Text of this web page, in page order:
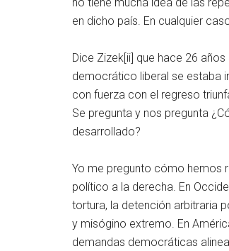
en dicho país. En cualquier
Dice Zizek[ii] que hace 26
democrático liberal se estaba
con fuerza con el regreso
Se pregunta y nos pregunta
desarrollado?
Yo me pregunto cómo hemos
político a la derecha. En
tortura, la detención arbitraria
y misógino extremo. En
demandas democráticas